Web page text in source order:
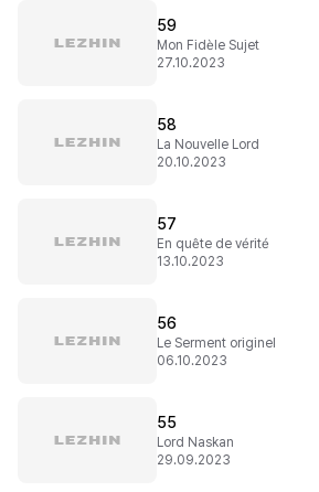
59
Mon Fidèle Sujet
27.10.2023
58
La Nouvelle Lord
20.10.2023
57
En quête de vérité
13.10.2023
56
Le Serment originel
06.10.2023
55
Lord Naskan
29.09.2023